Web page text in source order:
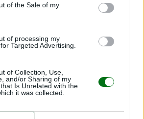
of the Sale of my
of processing my
Targeted Advertising.
of Collection, Use,
and/or Sharing of my
Is Unrelated with the
it was collected.
la importancia de detectarla a
LEER